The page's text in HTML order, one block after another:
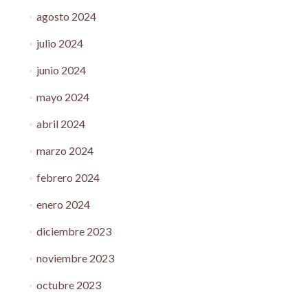
agosto 2024
julio 2024
junio 2024
mayo 2024
abril 2024
marzo 2024
febrero 2024
enero 2024
diciembre 2023
noviembre 2023
octubre 2023